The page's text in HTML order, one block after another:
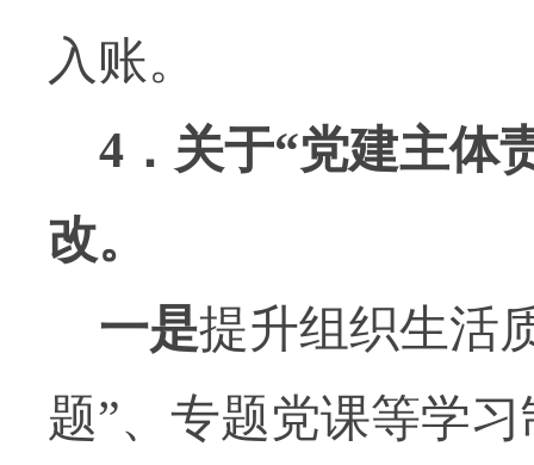
入账。
4．关于“党建主体
改。
一是提升组织生活
题”、专题党课等学